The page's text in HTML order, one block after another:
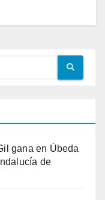
gana en Úbeda
de